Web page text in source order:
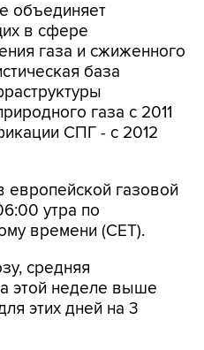
объединяет
в сфере
газа и сжиженного
база
газа с 2011
СПГ - с 2012
газовой
утра по
времени (CET).
средняя
этой неделе выше
этих дней на 3